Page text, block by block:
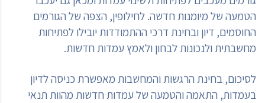
הטמעה של מיומנות חדשה. לחילופין, הצפה של הגורמים
החוסמים, דיון ובחינת דרכי ההתמודדות יובילו לפתיחות
מחשבתית ולנכונות לבחון ולאמץ עמדות חדשות.
לסיכום, בחינת הרגשות והמחשבות מאפשרת כניסה לדיון
בעמדות, התאמה והטמעה של עמדות חדשות מהוות תנאי